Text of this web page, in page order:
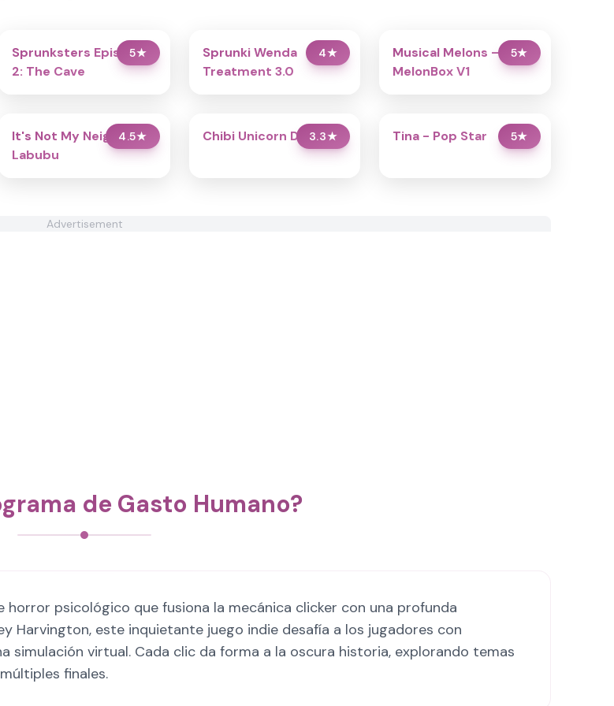
5★
Sprunksters Episode
2: The Cave
4★
Sprunki Wenda
Treatment 3.0
5★
Musical Melons –
MelonBox V1
4.5★
It's Not My Neighbor:
Labubu
3.3★
Chibi Unicorn Dress Up 5★
Tina - Pop Star
Advertisement
de Gasto Humano?
horror psicológico que fusiona la mecánica clicker con una profunda
Harvington, este inquietante juego indie desafía a los jugadores con
simulación virtual. Cada clic da forma a la oscura historia, explorando temas
finales.